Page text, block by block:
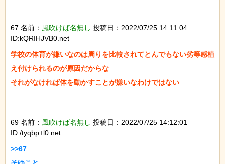
67 名前： 風吹けば名無し 投稿日：2022/07/25 14:11:04
ID:kQRIHJVB0.net
学校の体育が嫌いなのは周りを比較されてとんでもない劣等感植
え付けられるのが原因だからな
それがなければ体を動かすことが嫌いなわけではない
69 名前： 風吹けば名無し 投稿日：2022/07/25 14:12:01
ID:/tyqbp+l0.net
>>67